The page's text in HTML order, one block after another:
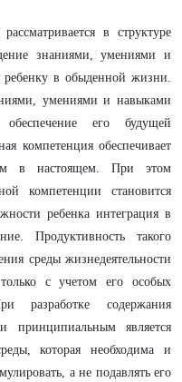
в структуре
знаниями, умениями и
в обыденной жизни.
умениями и навыками
его будущей
компетенция обеспечивает
в настоящем. При этом
компетенции становится
ребенка интеграция в
Продуктивность такого
среды жизнедеятельности
с учетом его особых
разработке содержания
принципиальным является
которая необходима и
а не подавлять его